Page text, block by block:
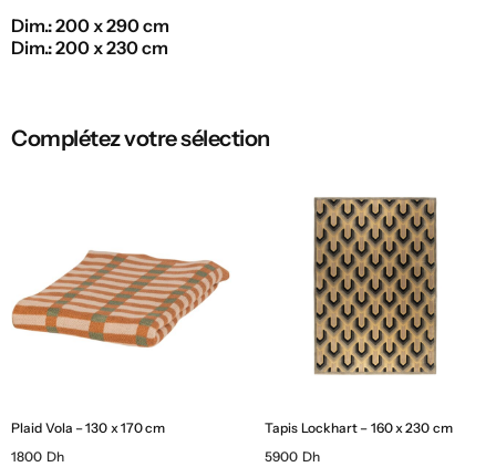
Dim.: 200 x 290 cm
Dim.: 200 x 230 cm
Complétez votre sélection
Plaid Vola – 130 x 170 cm
1800 Dh
Tapis Lockhart – 160 x 230 cm
5900 Dh